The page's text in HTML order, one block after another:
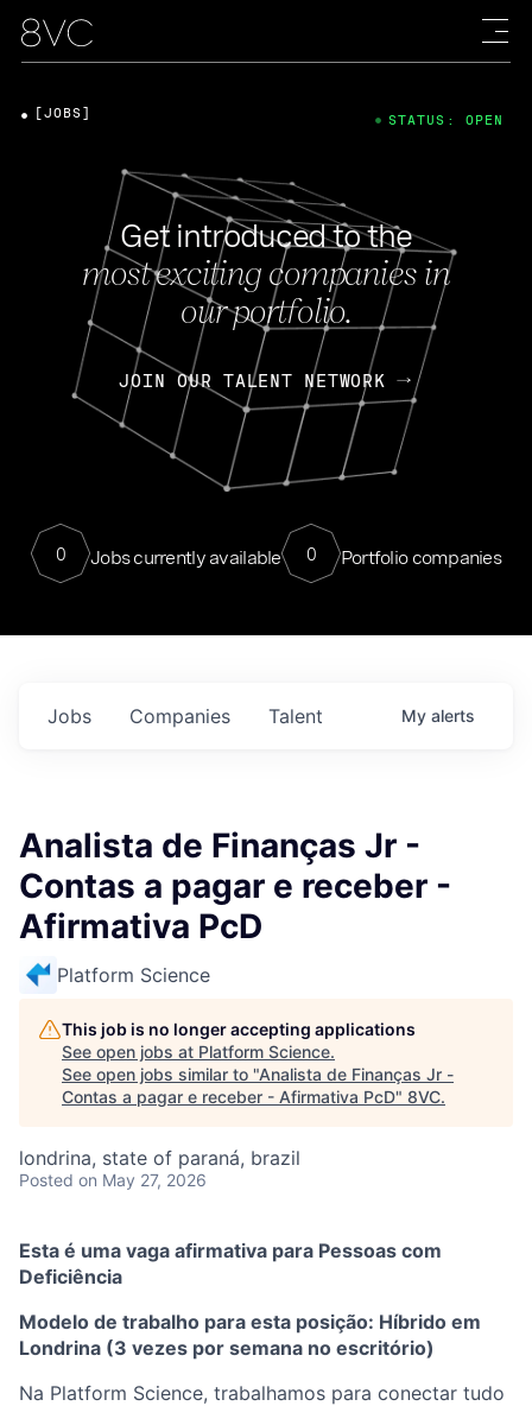
Get introduced to the
most exciting companies in
our portfolio.
JOIN OUR TALENT NETWORK
0 Jobs currently available 0 Portfolio companies
[JOBS] STATUS: OPEN
Jobs Companies Talent My alerts
Analista de Finanças Jr -
Contas a pagar e receber -
Afirmativa PcD
Platform Science
This job is no longer accepting applications
See open jobs at Platform Science.
See open jobs similar to "Analista de Finanças Jr -
Contas a pagar e receber - Afirmativa PcD" 8VC.
londrina, state of paraná, brazil
Posted on May 27, 2026
Esta é uma vaga afirmativa para Pessoas com
Deficiência
Modelo de trabalho para esta posição: Híbrido em
Londrina (3 vezes por semana no escritório)
Na Platform Science, trabalhamos para conectar tudo